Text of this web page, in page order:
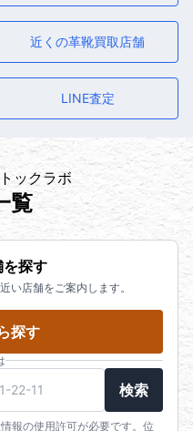
近くの革靴買取店舗
LINE査定
ックラボ
覧
探す
い店舗をご案内します。
探す
検索
報の使用許可が必要です。位